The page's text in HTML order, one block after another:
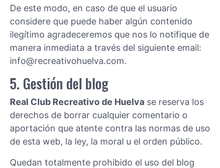
De este modo, en caso de que el usuario
considere que puede haber algún contenido
ilegítimo agradeceremos que nos lo notifique de
manera inmediata a través del siguiente email:
info@recreativohuelva.com.
5. Gestión del blog
Real Club Recreativo de Huelva se reserva los
derechos de borrar cualquier comentario o
aportación que atente contra las normas de uso
de esta web, la ley, la moral u el orden público.
Quedan totalmente prohibido el uso del blog